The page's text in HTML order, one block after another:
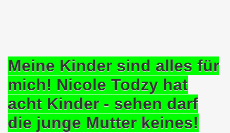
Meine Kinder sind alles für
mich! Nicole Todzy hat
acht Kinder - sehen darf
die junge Mutter keines!
16 Jahre Gelsenkirchener Montagsdemo-
Bewegung - Jubiläum am 10.08.2020
im Kampf um Arbeitsplätze und auch im Kampf